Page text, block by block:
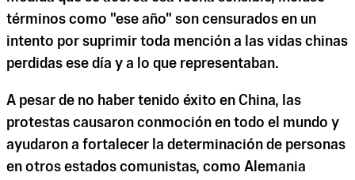
términos como "ese año" son censurados en un
intento por suprimir toda mención a las vidas chinas
perdidas ese día y a lo que representaban.
A pesar de no haber tenido éxito en China, las
protestas causaron conmoción en todo el mundo y
ayudaron a fortalecer la determinación de personas
en otros estados comunistas, como Alemania